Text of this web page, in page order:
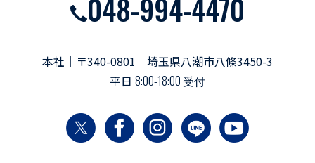
048-994-4470
本社｜〒340-0801 埼玉県八潮市八條3450-3
平日 8:00-18:00 受付